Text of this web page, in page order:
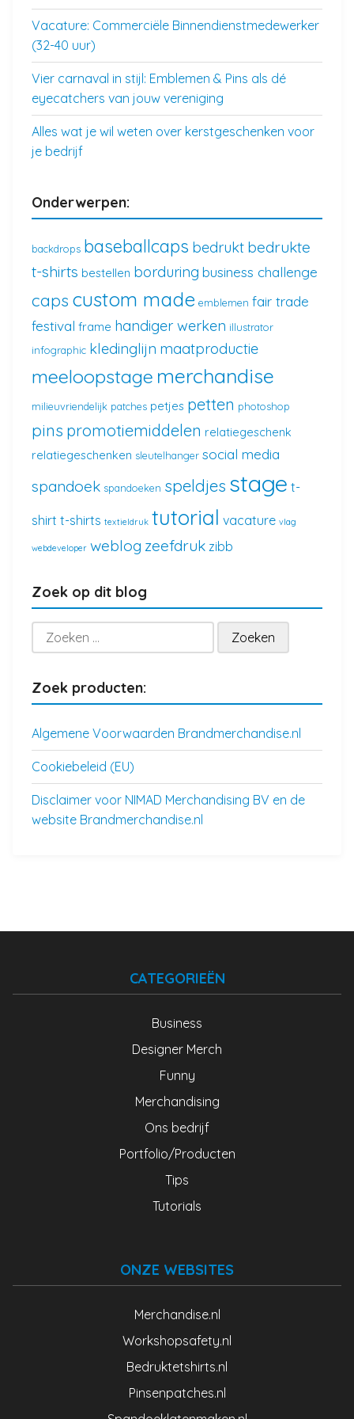
Vacature: Commerciële Binnendienstmedewerker
(32-40 uur)
Vier carnaval in stijl: Emblemen & Pins als dé
eyecatchers van jouw vereniging
Alles wat je wil weten over kerstgeschenken voor
je bedrijf
Onderwerpen:
backdrops baseballcaps bedrukt bedrukte
t-shirts bestellen borduring business challenge
caps custom made emblemen fair trade
festival frame handiger werken illustrator
infographic kledinglijn maatproductie
meeloopstage merchandise
milieuvriendelijk patches petjes petten photoshop
pins promotiemiddelen relatiegeschenk
relatiegeschenken sleutelhanger social media
spandoek spandoeken speldjes stage t-
shirt t-shirts textieldruk tutorial vacature vlag
webdeveloper weblog zeefdruk zibb
Zoek op dit blog
Zoeken
naar:
Zoek producten:
Algemene Voorwaarden Brandmerchandise.nl
Cookiebeleid (EU)
Disclaimer voor NIMAD Merchandising BV en de
website Brandmerchandise.nl
CATEGORIEËN
Business
Designer Merch
Funny
Merchandising
Ons bedrijf
Portfolio/Producten
Tips
Tutorials
ONZE WEBSITES
Merchandise.nl
Workshopsafety.nl
Bedruktetshirts.nl
Pinsenpatches.nl